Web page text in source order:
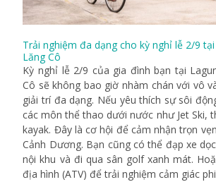
Trải nghiệm đa dạng cho kỳ nghỉ lễ 2/9
Lăng Cô
Kỳ nghỉ lễ 2/9 của gia đình bạn tại
Cô sẽ không bao giờ nhàm chán với vô
giải trí đa dạng. Nếu yêu thích sự sôi
các môn thể thao dưới nước như Jet Ski,
kayak. Đây là cơ hội để cảm nhận trọn
Cảnh Dương. Bạn cũng có thể đạp xe
nội khu và đi qua sân golf xanh mát.
địa hình (ATV) để trải nghiệm cảm giác